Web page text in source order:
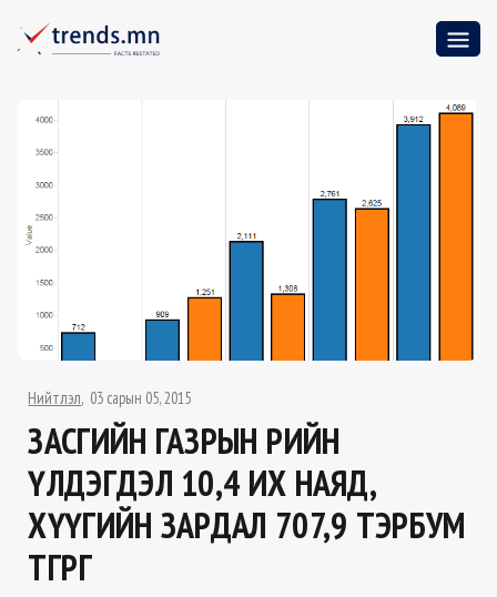
Нийтлэл 03 сарын 05, 2015
ЗАСГИЙН ГАЗРЫН ӨРИЙН
ҮЛДЭГДЭЛ 10,4 ИХ НАЯД,
ХҮҮГИЙН ЗАРДАЛ 707,9 ТЭРБУМ
ТӨГРӨГ